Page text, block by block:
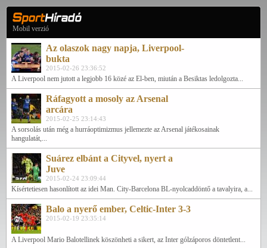
Mobil verzió
Az olaszok nagy napja, Liverpool-
bukta
2015-02-26 23:36:52
A Liverpool nem jutott a legjobb 16 közé az El-ben, miután a Besiktas ledolgozta...
Ráfagyott a mosoly az Arsenal
arcára
2015-02-25 23:14:43
A sorsolás után még a hurráoptimizmus jellemezte az Arsenal játékosainak
hangulatát,...
Suárez elbánt a Cityvel, nyert a
Juve
2015-02-24 23:09:44
Kísértetiesen hasonlított az idei Man. City-Barcelona BL-nyolcaddöntő a tavalyira, a...
Balo a nyerő ember, Celtic-Inter 3-3
2015-02-19 23:35:14
A Liverpool Mario Balotellinek köszönheti a sikert, az Inter gólzáporos döntetlent...